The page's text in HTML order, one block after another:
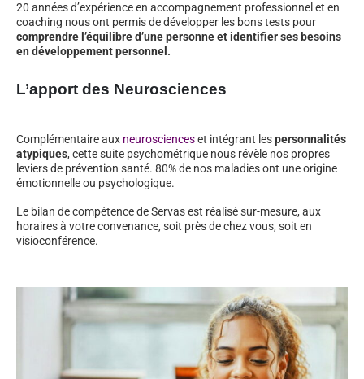
20 années d’expérience en accompagnement professionnel et en
coaching nous ont permis de développer les bons tests pour
comprendre l’équilibre d’une personne et identifier ses besoins
en développement personnel.
L’apport des Neurosciences
Complémentaire aux neuroscienceset intégrant lespersonnalités
atypiques, cette suite psychométrique nous révèle nos propres
leviers de prévention santé. 80% de nos maladies ont une origine
émotionnelle ou psychologique.
Le bilan de compétence de Servas est réalisé sur-mesure, aux
horaires à votre convenance, soit près de chez vous, soit en
visioconférence.